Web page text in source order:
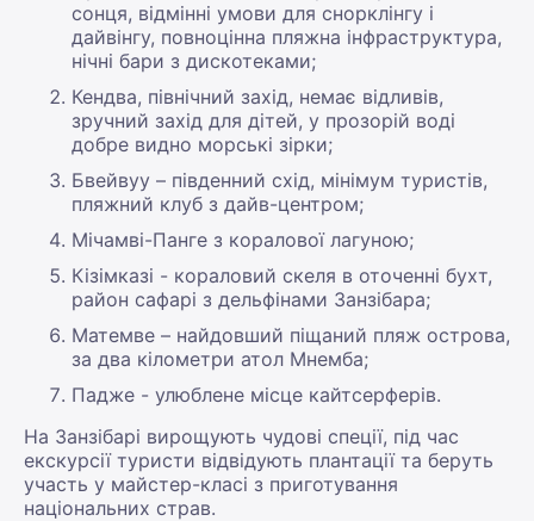
сонця, відмінні умови для снорклінгу і
дайвінгу, повноцінна пляжна інфраструктура,
нічні бари з дискотеками;
Кендва, північний захід, немає відливів,
зручний захід для дітей, у прозорій воді
добре видно морські зірки;
Бвейвуу – південний схід, мінімум туристів,
пляжний клуб з дайв-центром;
Мічамві-Панге з коралової лагуною;
Кізімказі - кораловий скеля в оточенні бухт,
район сафарі з дельфінами Занзібара;
Матемве – найдовший піщаний пляж острова,
за два кілометри атол Мнемба;
Падже - улюблене місце кайтсерферів.
На Занзібарі вирощують чудові спеції, під час
екскурсії туристи відвідують плантації та беруть
участь у майстер-класі з приготування
національних страв.